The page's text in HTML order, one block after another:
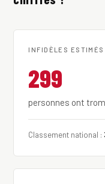
INFIDÈLES ESTIMÉS
299
personnes ont
Classement national :